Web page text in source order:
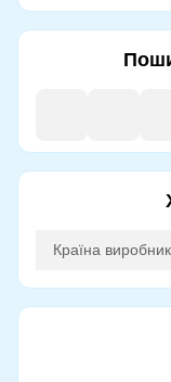
Країна виробник